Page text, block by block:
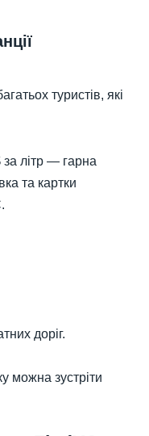
туристів, які
літр — гарна
та картки
доріг.
можна зустріти